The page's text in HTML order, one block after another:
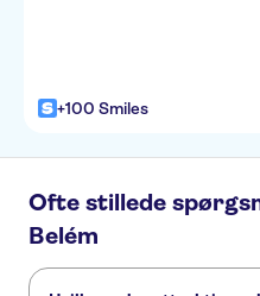
+100 Smiles
Ofte stillede
Belém